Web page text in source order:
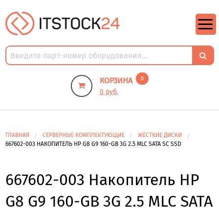
КОРЗИНА 0
0 руб.
ГЛАВНАЯ СЕРВЕРНЫЕ КОМПЛЕКТУЮЩИЕ
ЖЁСТКИЕ ДИСКИ
667602-003 НАКОПИТЕЛЬ HP G8 G9 160-GB 3G 2.5 MLC SATA SC SSD
667602-003 Накопитель HP
G8 G9 160-GB 3G 2.5 MLC SATA